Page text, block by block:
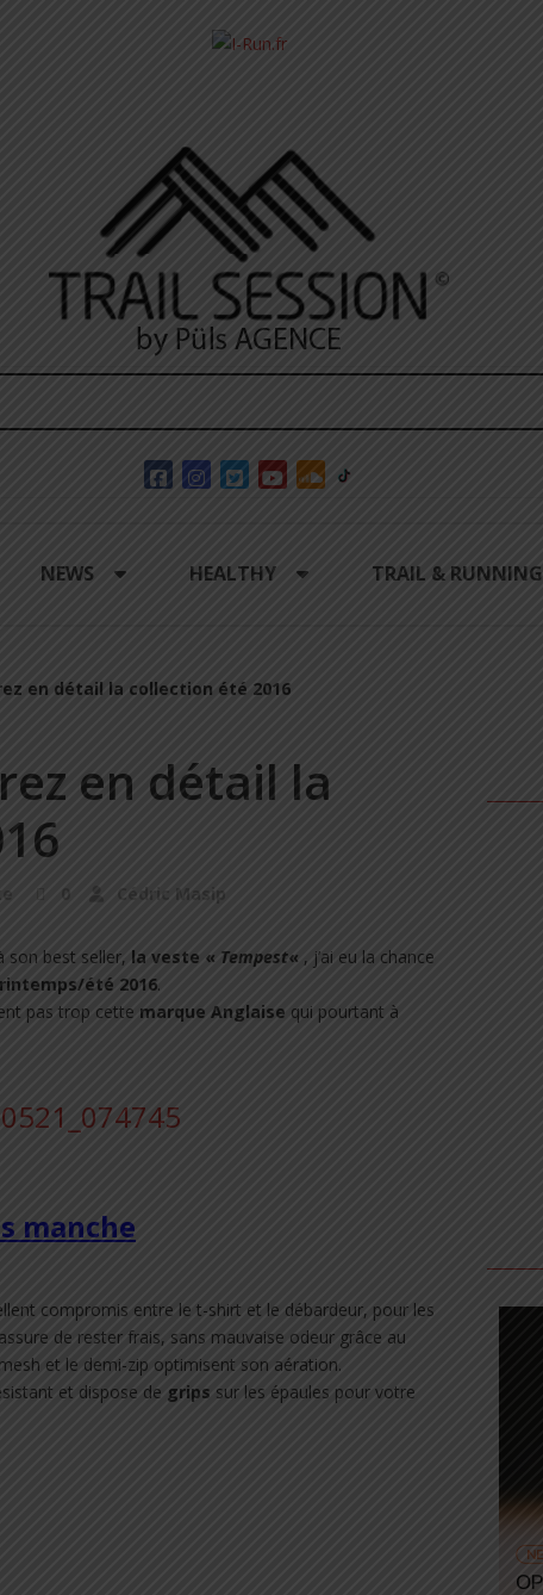
NEWS HEALTHY TRAIL & RUNNING
en détail la collection été 2016
en détail la
0 Cédric Masip
son best seller, la veste « Tempest« , j’ai eu la chance
été 2016.
pas trop cette marque Anglaise qui pourtant à
manche
compromis entre le t-shirt et le débardeur, pour les
de rester frais, sans mauvaise odeur grâce au
et le demi-zip optimisent son aération.
et dispose de grips sur les épaules pour votre